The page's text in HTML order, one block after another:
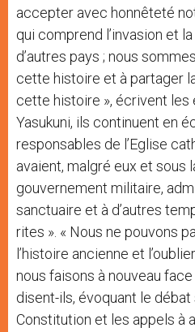
accepter avec honnêteté
qui comprend l’invasion et
d’autres pays ; nous
cette histoire et à partager
cette histoire », écrivent les
Yasukuni, ils continuent en
responsables de l’Eglise
avaient, malgré eux et sous
gouvernement militaire,
sanctuaire et à d’autres
rites ». « Nous ne pouvons
l’histoire ancienne et
nous faisons à nouveau
disent-ils, évoquant le débat
Constitution et les appels à